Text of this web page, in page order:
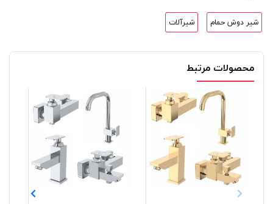
شیر دوش حمام شیرآلات
محصولات مرتبط